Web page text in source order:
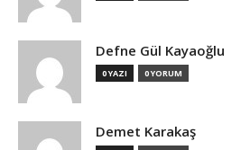
Defne Gül Kayaoğlu
0 YAZI 0 YORUM
Demet Karakaş